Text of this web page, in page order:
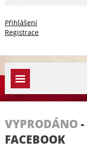
Přihlášení
Registrace
VYPRODÁNO -
FACEBOOK